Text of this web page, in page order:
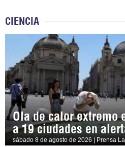
CIENCIA
Ola de calor extremo
a 19 ciudades en
sábado 8 de agosto de 2026 | Prensa